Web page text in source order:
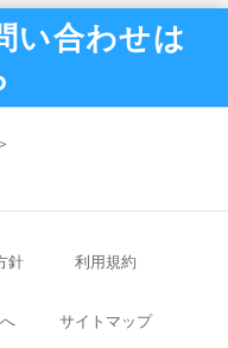
い合わせは
針 利用規約
サイトマップ